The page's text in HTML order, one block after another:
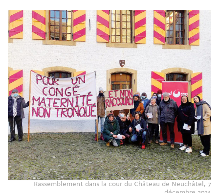
Rassemblement dans la cour du Château de Neuchâtel, 7